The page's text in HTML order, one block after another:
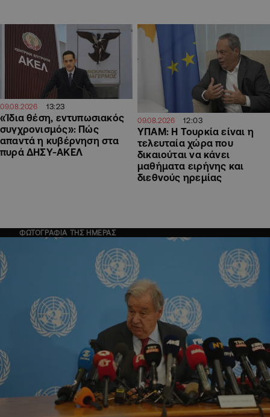
09.08.2026 13:23
«Ίδια θέση, εντυπωσιακός
συγχρονισμός»: Πώς
απαντά η κυβέρνηση στα
πυρά ΔΗΣΥ-ΑΚΕΛ
09.08.2026 12:03
ΥΠΑΜ: Η Τουρκία είναι η
τελευταία χώρα που
δικαιούται να κάνει
μαθήματα ειρήνης και
διεθνούς ηρεμίας
ΦΩΤΟΓΡΑΦΙΑ ΤΗΣ ΗΜΕΡΑΣ